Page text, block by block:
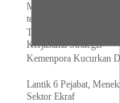
Menag RI dan Dua
termasuk Beasiswa
Tiba di Tanah Air,
Kerjasama Strategis
Kemenpora Kucurkan
Lantik 6 Pejabat,
Sektor Ekraf